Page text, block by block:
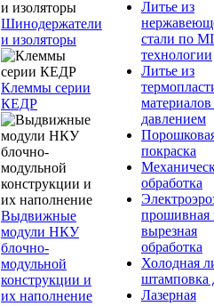
Шинодержатели
и изоляторы
Клеммы серии
КЕДР
Выдвижные
модули НКУ
блочно-
модульной
конструкции и
их наполнение
Литье из
стали по
технологии
Литье из
давлением
покраска
обработка
прошивная
вырезная
обработка
Холодная
штамповка
Лазерная